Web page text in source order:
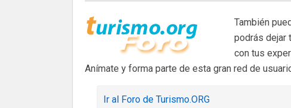
También
podrás dejar
con tus
Anímate y forma parte de esta gran red de
Ir al Foro de Turismo.ORG